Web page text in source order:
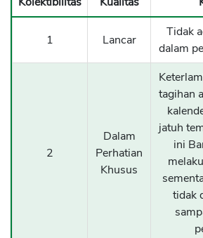
1 Lancar
Tidak
dalam
2
Dalam
Perhatian
Khusus
tagihan
jatuh
ini
tidak